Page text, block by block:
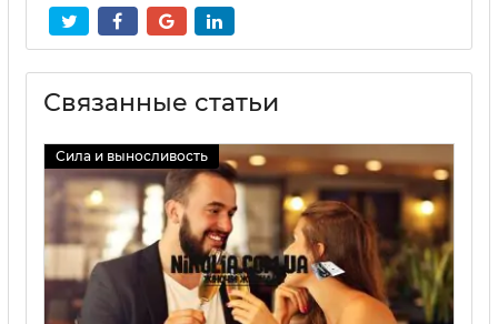
Связанные статьи
Сила и выносливость